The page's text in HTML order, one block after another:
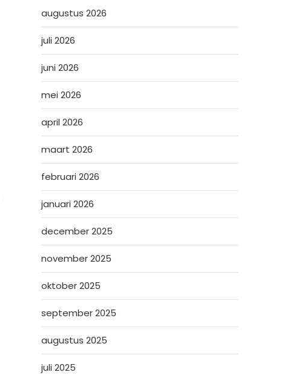
augustus 2026
juli 2026
juni 2026
mei 2026
april 2026
maart 2026
februari 2026
januari 2026
december 2025
november 2025
oktober 2025
september 2025
augustus 2025
juli 2025